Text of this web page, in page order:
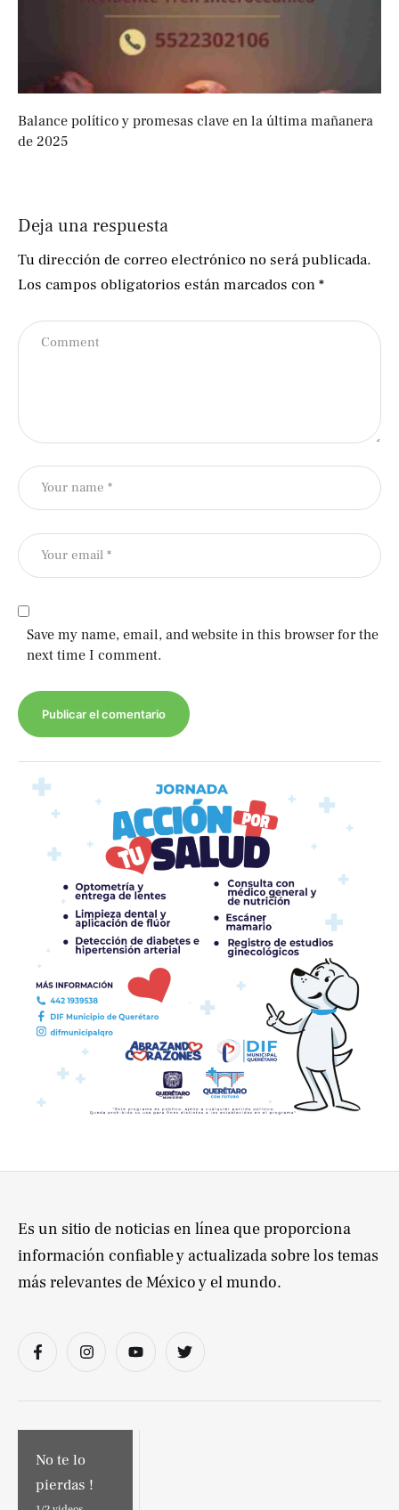
Balance político y promesas clave en la última mañanera
de 2025
Deja una respuesta
Tu dirección de correo electrónico no será publicada.
Los campos obligatorios están marcados con*
Save my name, email, and website in this browser for the
next time I comment.
No te lo
pierdas !
Es un sitio de noticias en línea que proporciona
información confiable y actualizada sobre los temas
más relevantes de México y el mundo.